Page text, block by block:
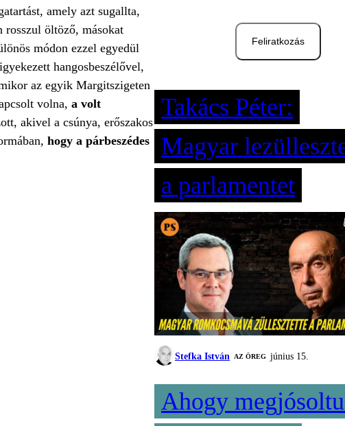
amely azt sugallta,
rosszul öltöző, másokat
módon ezzel egyedül
hangosbeszélővel,
az egyik Margitszigeten
volna, a volt
akivel a csúnya, erőszakos
hogy a párbeszédes
Feliratkozás
Takács Péter:
Magyar
a parlamentet
Stefka István AZ ÖREG június 15.
Ahogy